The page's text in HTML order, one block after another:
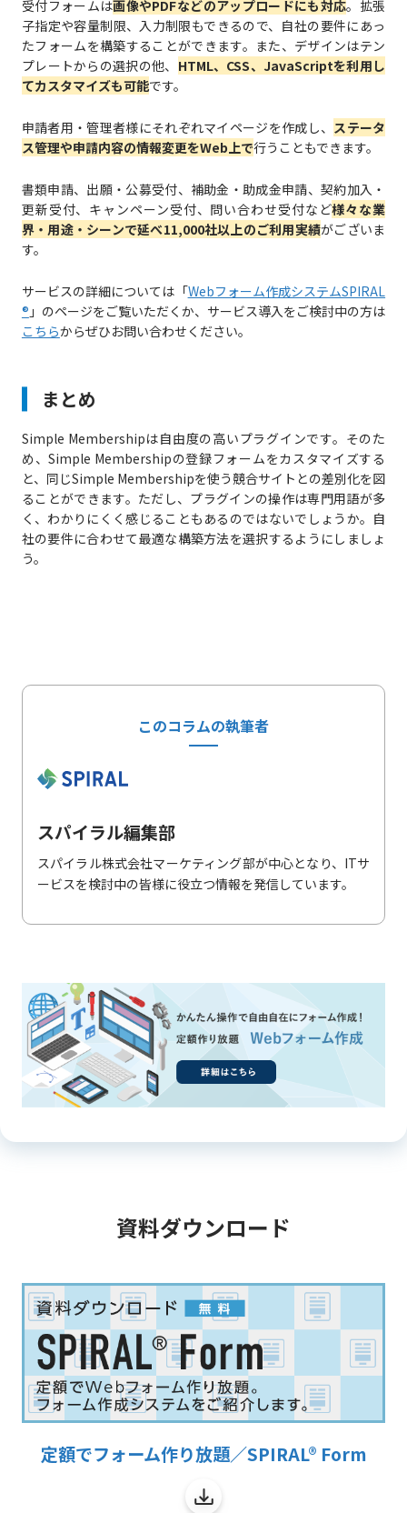
受付フォームは画像やPDFなどのアップロードにも対応。拡張
子指定や容量制限、入力制限もできるので、自社の要件にあっ
たフォームを構築することができます。また、デザインはテン
プレートからの選択の他、 HTML、CSS、JavaScriptを利用し
てカスタマイズも可能です。
申請者用・管理者様にそれぞれマイページを作成し、 ステータ
ス管理や申請内容の情報変更をWeb上で行うこともできます。
書類申請、出願・公募受付、補助金・助成金申請、契約加入・
更新受付、キャンペーン受付、問い合わせ受付など様々な業
界・用途・シーンで延べ11,000社以上のご利用実績がございま
す。
サービスの詳細については「Webフォーム作成システムSPIRAL
® 」のページをご覧いただくか、サービス導入をご検討中の方は
こちらからぜひお問い合わせください。
まとめ
Simple Membershipは自由度の高いプラグインです。そのた
め、Simple Membershipの登録フォームをカスタマイズする
と、同じSimple Membershipを使う競合サイトとの差別化を図
ることができます。ただし、プラグインの操作は専門用語が多
く、わかりにくく感じることもあるのではないでしょうか。自
社の要件に合わせて最適な構築方法を選択するようにしましょ
う。
このコラムの執筆者
スパイラル編集部
スパイラル株式会社マーケティング部が中心となり、ITサ
ービスを検討中の皆様に役立つ情報を発信しています。
資料ダウンロード
定額でフォーム作り放題／SPIRAL® Form